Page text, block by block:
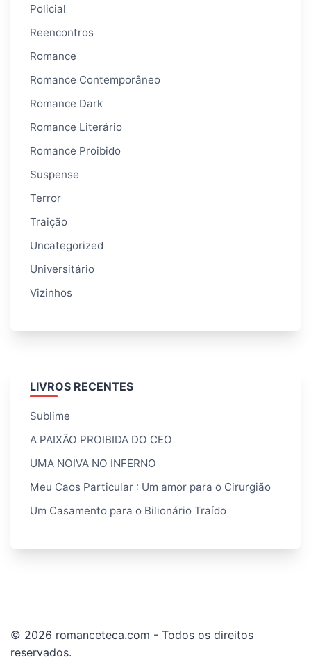
Policial
Reencontros
Romance
Romance Contemporâneo
Romance Dark
Romance Literário
Romance Proibido
Suspense
Terror
Traição
Uncategorized
Universitário
Vizinhos
LIVROS RECENTES
Sublime
A PAIXÃO PROIBIDA DO CEO
UMA NOIVA NO INFERNO
Meu Caos Particular : Um amor para o Cirurgião
Um Casamento para o Bilionário Traído
© 2026 romanceteca.com - Todos os direitos
reservados.